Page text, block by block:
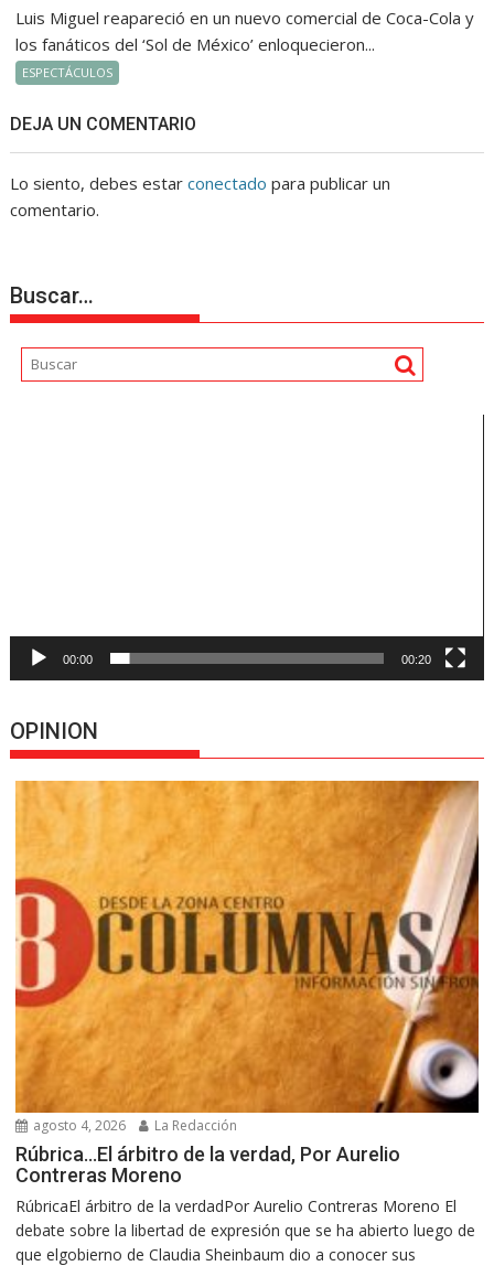
Luis Miguel reapareció en un nuevo comercial de Coca-Cola y
los fanáticos del ‘Sol de México’ enloquecieron...
ESPECTÁCULOS
DEJA UN COMENTARIO
Lo siento, debes estarconectado para publicar un
comentario.
Buscar…
00:00 00:20
OPINION
agosto 4, 2026 La Redacción
Rúbrica…El árbitro de la verdad, Por Aurelio
Contreras Moreno
RúbricaEl árbitro de la verdadPor Aurelio Contreras Moreno El
debate sobre la libertad de expresión que se ha abierto luego de
que elgobierno de Claudia Sheinbaum dio a conocer sus